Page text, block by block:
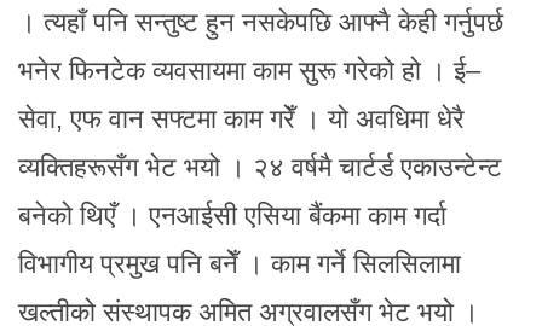
। त्यहाँ पनि सन्तुष्ट हुन नसकेपछि आफ्नै केही गर्नुपर्छ
भनेर फिनटेक व्यवसायमा काम सुरू गरेको हो । ई–
सेवा, एफ वान सफ्टमा काम गरेँ । यो अवधिमा धेरै
व्यक्तिहरूसँग भेट भयो । २४ वर्षमै चार्टर्ड एकाउन्टेन्ट
बनेको थिएँ । एनआईसी एसिया बैंकमा काम गर्दा
विभागीय प्रमुख पनि बनेँ । काम गर्ने सिलसिलामा
खल्तीको संस्थापक अमित अग्रवालसँग भेट भयो ।